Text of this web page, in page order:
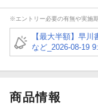
※エントリー必要の有無や実施
【最大半額】早
など_2026-08-19
商品情報